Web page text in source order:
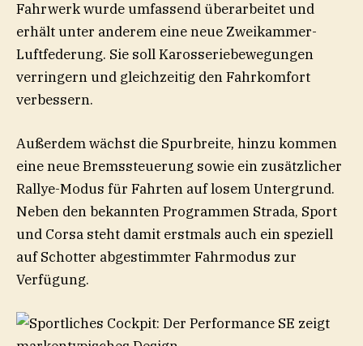
Fahrwerk wurde umfassend überarbeitet und
erhält unter anderem eine neue Zweikammer-
Luftfederung. Sie soll Karosseriebewegungen
verringern und gleichzeitig den Fahrkomfort
verbessern.
Außerdem wächst die Spurbreite, hinzu kommen
eine neue Bremssteuerung sowie ein zusätzlicher
Rallye-Modus für Fahrten auf losem Untergrund.
Neben den bekannten Programmen Strada, Sport
und Corsa steht damit erstmals auch ein speziell
auf Schotter abgestimmter Fahrmodus zur
Verfügung.